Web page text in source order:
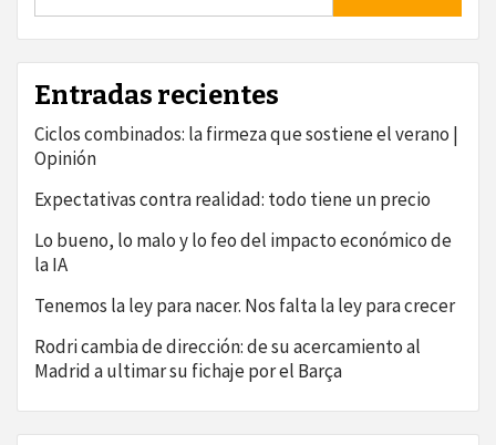
Entradas recientes
Ciclos combinados: la firmeza que sostiene el verano |
Opinión
Expectativas contra realidad: todo tiene un precio
Lo bueno, lo malo y lo feo del impacto económico de
la IA
Tenemos la ley para nacer. Nos falta la ley para crecer
Rodri cambia de dirección: de su acercamiento al
Madrid a ultimar su fichaje por el Barça